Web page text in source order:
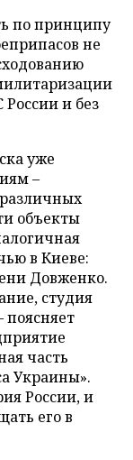
по принципу
не
и без
уже
–
объекты
в Киеве:
Довженко.
студия
поясняет
часть
Украины».
России, и
его в